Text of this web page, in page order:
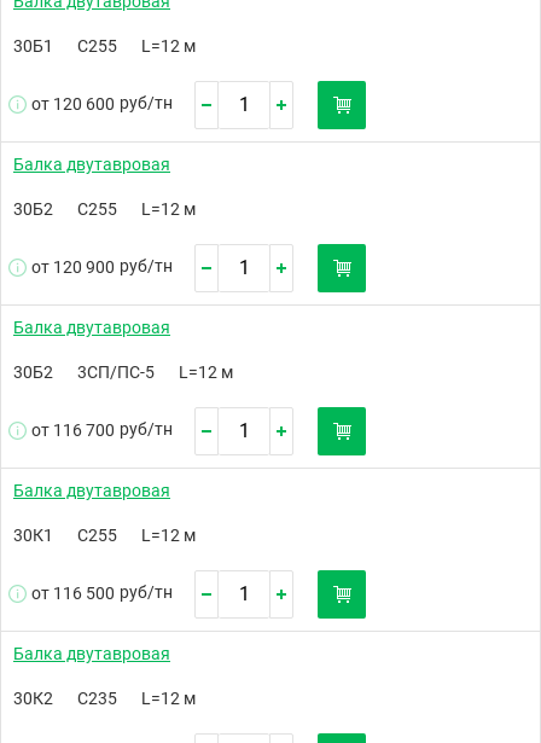
30Б1 С255 L=12 м
от 120 600 руб/тн
Балка двутавровая
30Б2 С255 L=12 м
от 120 900 руб/тн
Балка двутавровая
30Б2 3СП/ПС-5 L=12 м
от 116 700 руб/тн
Балка двутавровая
30К1 С255 L=12 м
от 116 500 руб/тн
Балка двутавровая
30К2 С235 L=12 м